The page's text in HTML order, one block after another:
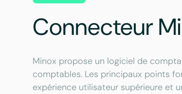
Connecteur
Minox propose un logiciel de
comptables. Les principaux points
expérience utilisateur supérieure et